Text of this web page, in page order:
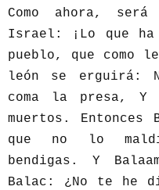
Como ahora,
Israel: ¡Lo que
pueblo, que como
león se erguirá:
coma la presa, Y
muertos. Entonces
que no lo
bendigas. Y
Balac: ¿No te he